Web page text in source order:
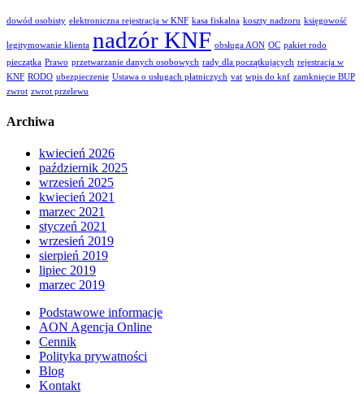
dowód osobisty elektroniczna rejestracja w KNF kasa fiskalna koszty nadzoru księgowość
legitymowanie klienta nadzór KNF obsługa AON OC pakiet rodo
pieczątka Prawo przetwarzanie danych osobowych rady dla początkujących rejestracja w
KNF RODO ubezpieczenie Ustawa o usługach płatniczych vat wpis do knf zamknięcie BUP
zwrot zwrot przelewu
Archiwa
kwiecień 2026
październik 2025
wrzesień 2025
kwiecień 2021
marzec 2021
styczeń 2021
wrzesień 2019
sierpień 2019
lipiec 2019
marzec 2019
Podstawowe informacje
AON Agencja Online
Cennik
Polityka prywatności
Blog
Kontakt